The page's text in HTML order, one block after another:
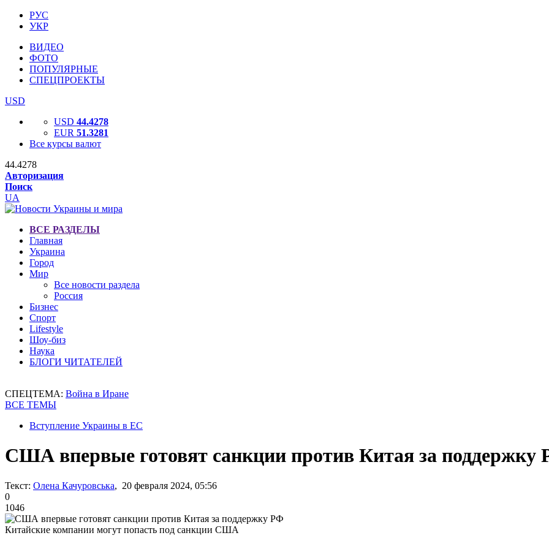
РУС
УКР
ВИДЕО
ФОТО
ПОПУЛЯРНЫЕ
СПЕЦПРОЕКТЫ
USD
USD 44.4278
EUR 51.3281
Все курсы валют
44.4278
Авторизация
Поиск
UA
ВСЕ РАЗДЕЛЫ
Главная
Украина
Город
Мир
Все новости раздела
Россия
Бизнес
Спорт
Lifestyle
Шоу-биз
Наука
БЛОГИ ЧИТАТЕЛЕЙ
СПЕЦТЕМА: Война в Иране
ВСЕ ТЕМЫ
Вступление Украины в ЕС
США впервые готовят санкции против Китая за поддержку
Текст: Олена Качуровська, 20 февраля 2024, 05:56
0
1046
Китайские компании могут попасть под санкции США